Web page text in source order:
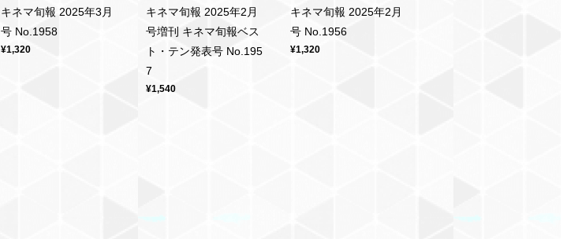
キネマ旬報 2025年3月
号 No.1958
¥1,320
キネマ旬報 2025年2月
号増刊 キネマ旬報ベス
ト・テン発表号 No.195
7
¥1,540
キネマ旬報 2025年2月
号 No.1956
¥1,320